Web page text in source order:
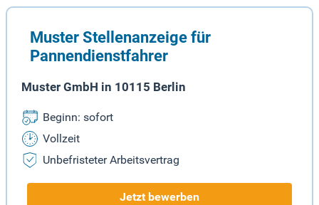
Muster Stellenanzeige für
Pannendienstfahrer
Muster GmbH in 10115 Berlin
Beginn: sofort
Vollzeit
Unbefristeter Arbeitsvertrag
Jetzt bewerben